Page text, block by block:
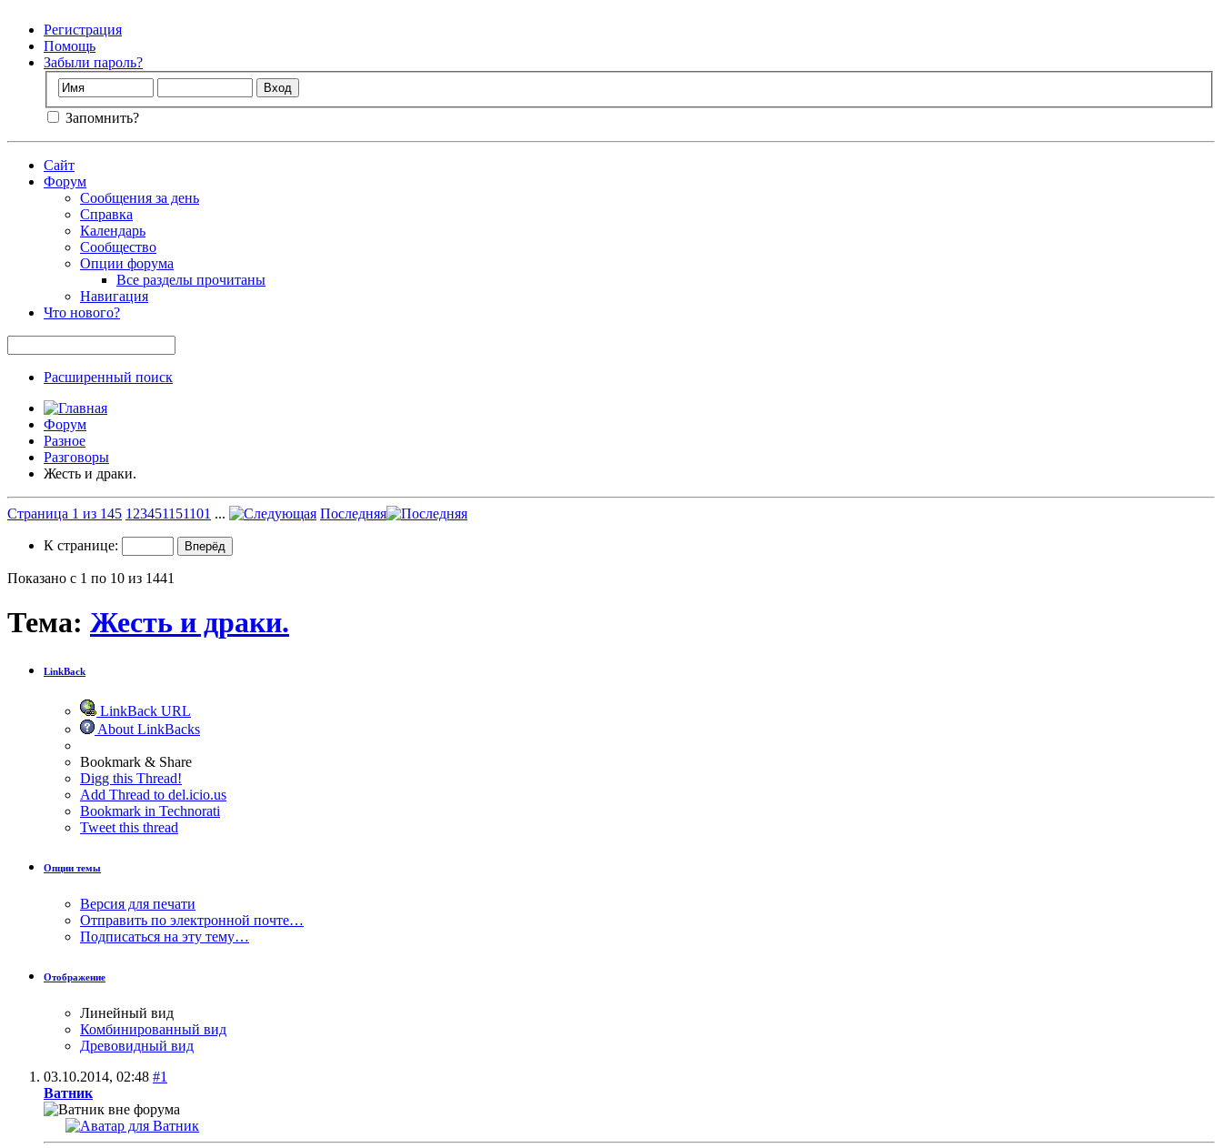
Регистрация
Помощь
Забыли пароль?
Запомнить?
Сайт
Форум
Сообщения за день
Справка
Календарь
Сообщество
Опции форума
Все разделы прочитаны
Навигация
Что нового?
Расширенный поиск
Форум
Разное
Разговоры
Жесть и драки.
Страница 1 из 145 1 234511 51101 ... Последняя
К странице:
Показано с 1 по 10 из 1441
Тема: Жесть и драки.
LinkBack
LinkBack URL
About LinkBacks
Bookmark & Share
Digg this Thread!
Add Thread to del.icio.us
Bookmark in Technorati
Tweet this thread
Опции темы
Версия для печати
Отправить по электронной почте…
Подписаться на эту тему…
Отображение
Линейный вид
Комбинированный вид
Древовидный вид
03.10.2014, 02:48 #1
Ватник